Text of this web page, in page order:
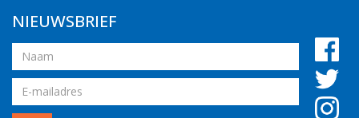
NIEUWSBRIEF
Naam
Email
adres